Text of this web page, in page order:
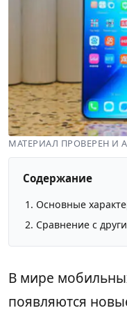
МАТЕРИАЛ ПРОВЕРЕН И
Содержание
Основные
Сравнение с
В мире
появляются